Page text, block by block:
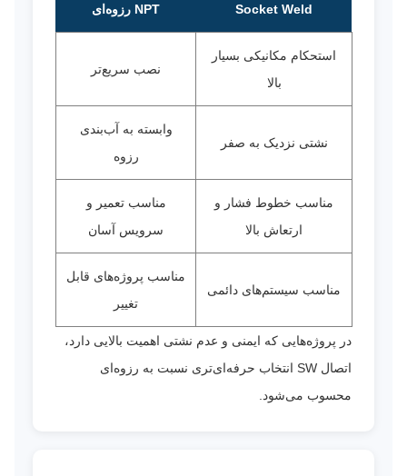
Socket Weld NPT رزوه‌ای
استحکام مکانیکی بسیار
بالا
نصب سریع‌تر
نشتی نزدیک به صفر
وابسته به آب‌بندی
رزوه
مناسب خطوط فشار و
ارتعاش بالا
مناسب تعمیر و
سرویس آسان
مناسب سیستم‌های دائمی
مناسب پروژه‌های قابل
تغییر
در پروژه‌هایی که ایمنی و عدم نشتی اهمیت بالایی دارد،
اتصال SW انتخاب حرفه‌ای‌تری نسبت به رزوه‌ای
محسوب می‌شود.